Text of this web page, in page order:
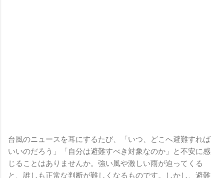
台風のニュースを耳にするたび、「いつ、どこへ避難すれば
いいのだろう」「自分は避難すべき対象なのか」と不安に感
じることはありませんか。強い風や激しい雨が迫ってくる
と、誰しも正常な判断が難しくなるものです。しかし、避難